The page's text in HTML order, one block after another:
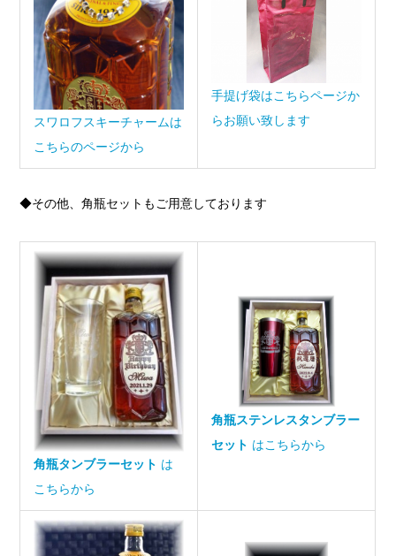
スワロフスキーチャームは
こちらのページから
手提げ袋はこちらページか
らお願い致します
◆その他、角瓶セットもご用意しております
角瓶タンブラーセット は
こちらから
角瓶ステンレスタンブラー
セット はこちらから